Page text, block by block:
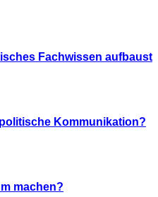
Fachwissen aufbaust
Kommunikation?
machen?